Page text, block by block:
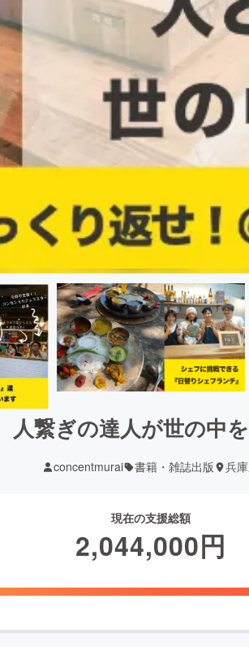
人繋ぎの達人が世の中
concentmurai 書籍・雑誌出版 兵
現在の支援総額
2,044,000円